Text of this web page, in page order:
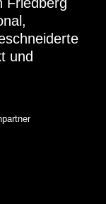
und